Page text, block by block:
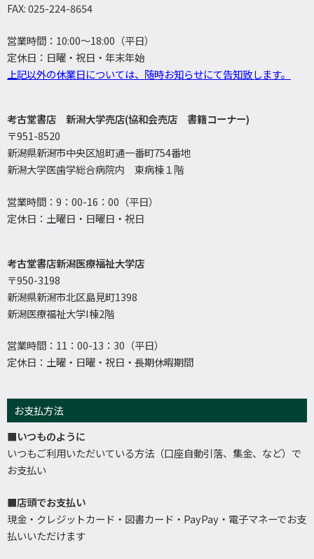
FAX: 025-224-8654
営業時間：10:00～18:00（平日）
定休日：日曜・祝日・年末年始
上記以外の休業日については、随時お知らせにて告知致します。
考古堂書店 新潟大学売店(協和会売店 書籍コーナー)
〒951-8520
新潟県新潟市中央区旭町通一番町754番地
新潟大学医歯学総合病院内 東病棟１階
営業時間：9：00-16：00（平日）
定休日：土曜日・日曜日・祝日
考古堂書店新潟医療福祉大学店
〒950-3198
新潟県新潟市北区島見町1398
新潟医療福祉大学I棟2階
営業時間：11：00-13：30（平日）
定休日：土曜・日曜・祝日・長期休暇期間
お支払方法
■いつものように
いつもご利用いただいている方法（口座自動引落、集金、など）で
お支払い
■店頭でお支払い
現金・クレジットカード・図書カード・PayPay・電子マネーでお支
払いいただけます